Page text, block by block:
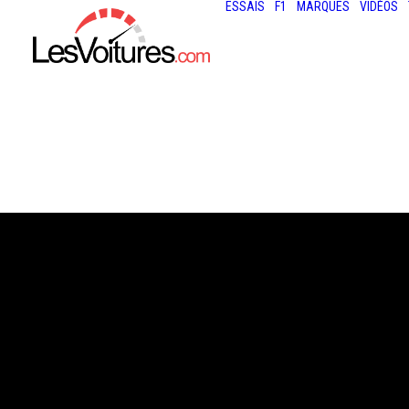
ESSAIS F1 MARQUES VIDÉOS